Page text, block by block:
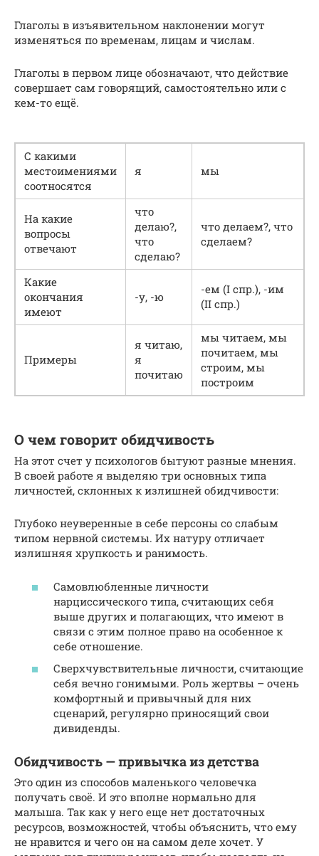
Глаголы в изъявительном наклонении могут
изменяться по временам, лицам и числам.
Глаголы в первом лице обозначают, что действие
совершает сам говорящий, самостоятельно или с
кем-то ещё.
С какими
местоимениями
соотносятся
я мы
На какие
вопросы
отвечают
что
делаю?,
что
сделаю?
что делаем?, что
сделаем?
Какие
окончания
имеют
-у, -ю
-ем (I спр.), -им
(II спр.)
Примеры
я читаю,
я
почитаю
мы читаем, мы
почитаем, мы
строим, мы
построим
О чем говорит обидчивость
На этот счет у психологов бытуют разные мнения.
В своей работе я выделяю три основных типа
личностей, склонных к излишней обидчивости:
Глубоко неуверенные в себе персоны со слабым
типом нервной системы. Их натуру отличает
излишняя хрупкость и ранимость.
Самовлюбленные личности
нарциссического типа, считающих себя
выше других и полагающих, что имеют в
связи с этим полное право на особенное к
себе отношение.
Сверхчувствительные личности, считающие
себя вечно гонимыми. Роль жертвы – очень
комфортный и привычный для них
сценарий, регулярно приносящий свои
дивиденды.
Обидчивость — привычка из детства
Это один из способов маленького человечка
получать своё. И это вполне нормально для
малыша. Так как у него еще нет достаточных
ресурсов, возможностей, чтобы объяснить, что ему
не нравится и чего он на самом деле хочет. У